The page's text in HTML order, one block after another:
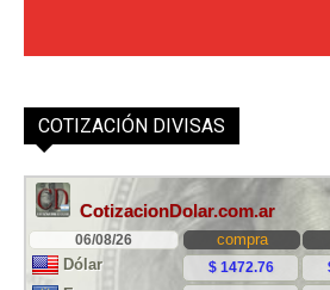
COTIZACIÓN DIVISAS